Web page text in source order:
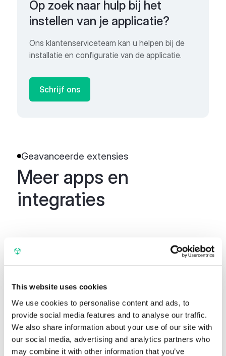
This website uses cookies
We use cookies to personalise content and ads, to
provide social media features and to analyse our traffic.
We also share information about your use of our site with
our social media, advertising and analytics partners who
may combine it with other information that you’ve
Op zoek naar hulp bij het
instellen van je applicatie?
Ons klantenserviceteam kan u helpen bij de
installatie en configuratie van de applicatie.
Schrijf ons
Geavanceerde extensies
Meer apps en
integraties
wooCommerce
Centraliseer productgegevens in Ergonode
PIM en push deze vervolgens naar